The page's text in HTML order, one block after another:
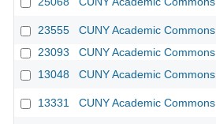
23555 CUNY Academic Commons
23093
CUNY Academic Commons
13048
CUNY Academic Commons
13331 CUNY Academic Commons